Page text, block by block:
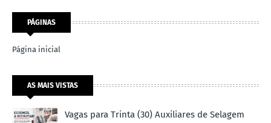
PÁGINAS
Página inicial
AS MAIS VISTAS
Vagas para Trinta (30) Auxiliares de Selagem